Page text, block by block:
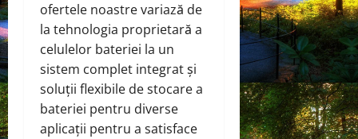
ofertele noastre variază de
la tehnologia proprietară a
celulelor bateriei la un
sistem complet integrat și
soluții flexibile de stocare a
bateriei pentru diverse
aplicații pentru a satisface